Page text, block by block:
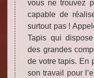
vous ne trouvez
capable de
surtout pas !
Tapis qui
des grandes
de votre tapis. En
son travail pour